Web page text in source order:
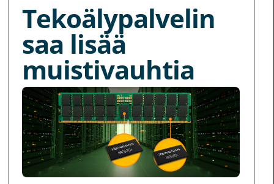
Tekoälypalvelin
saa lisää
muistivauhtia